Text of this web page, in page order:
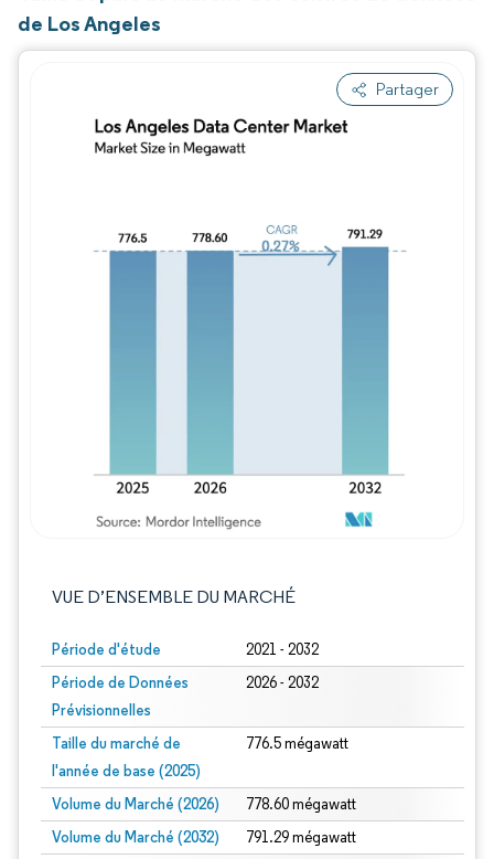
de Los Angeles
Partager
VUE D’ENSEMBLE DU MARCHÉ
Période d'étude 2021 - 2032
Période de Données
Prévisionnelles
2026 - 2032
Taille du marché de
l'année de base (2025)
776.5 mégawatt
Volume du Marché (2026) 778.60 mégawatt
Volume du Marché (2032) 791.29 mégawatt